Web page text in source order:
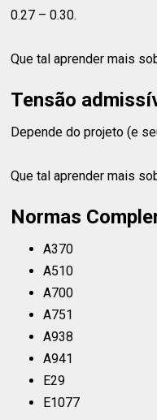
0.27 – 0.30.
Que tal aprender mais
Tensão
Depende do projeto (e
Que tal aprender mais
Normas
A370
A510
A700
A751
A938
A941
E29
E1077